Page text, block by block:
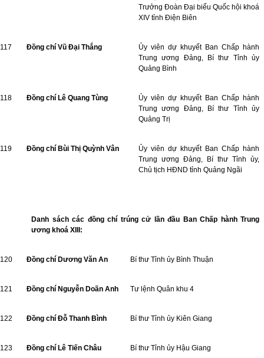
Trưởng Đoàn Đại biểu Quốc hội khoá
XIV tỉnh Điện Biên
117 Đồng chí Vũ Đại Thắng
Ủy viên dự khuyết Ban Chấp hành
Trung ương Đảng, Bí thư Tỉnh ủy
Quảng Bình
118 Đồng chí Lê Quang Tùng
Ủy viên dự khuyết Ban Chấp hành
Trung ương Đảng, Bí thư Tỉnh ủy
Quảng Trị
119 Đồng chí Bùi Thị Quỳnh Vân
Ủy viên dự khuyết Ban Chấp hành
Trung ương Đảng, Bí thư Tỉnh ủy,
Chủ tịch HĐND tỉnh Quảng Ngãi
Danh sách các đồng chí trúng cử lần đầu Ban Chấp hành Trung
ương khoá XIII:
120 Đồng chí Dương Văn An Bí thư Tỉnh ủy Bình Thuận
121 Đồng chí Nguyễn Doãn Anh Tư lệnh Quân khu 4
122 Đồng chí Đỗ Thanh Bình Bí thư Tỉnh ủy Kiên Giang
123 Đồng chí Lê Tiến Châu Bí thư Tỉnh ủy Hậu Giang